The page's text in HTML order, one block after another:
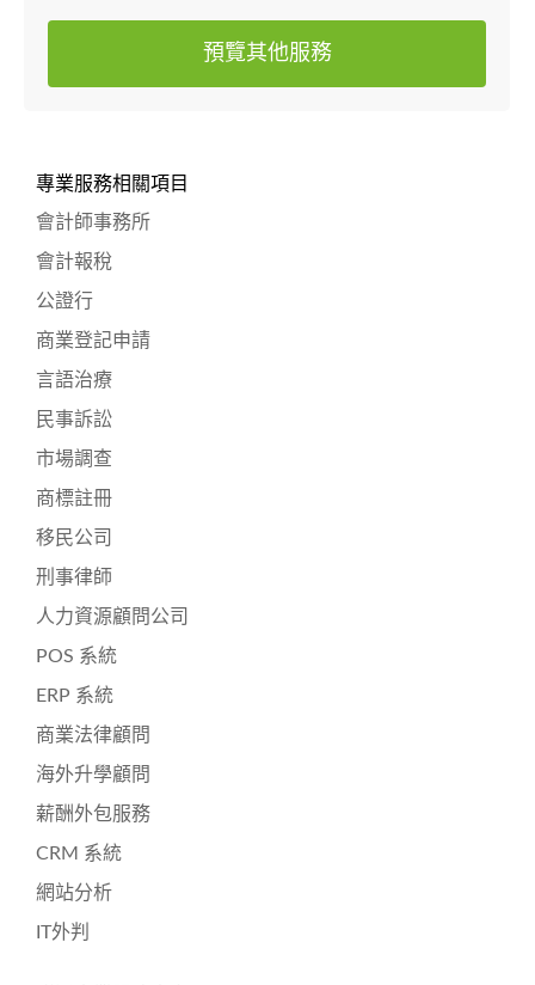
預覽其他服務
專業服務相關項目
會計師事務所
會計報稅
公證行
商業登記申請
言語治療
民事訴訟
市場調查
商標註冊
移民公司
刑事律師
人力資源顧問公司
POS 系統
ERP 系統
商業法律顧問
海外升學顧問
薪酬外包服務
CRM 系統
網站分析
IT外判